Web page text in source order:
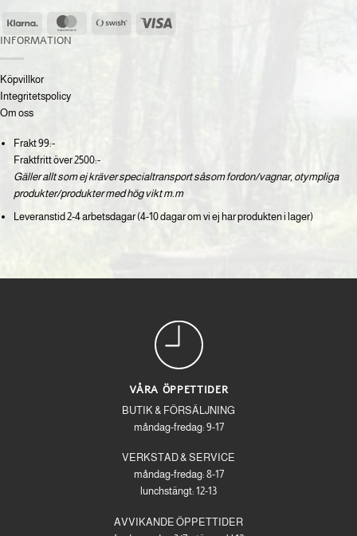
Klarna MasterCardSwish
INFORMATION
Köpvillkor
Integritetspolicy
Om oss
Frakt 99:-
Fraktfritt över 2500:-
Gäller allt som ej kräver specialtransport såsom fordon/vagnar, otympliga
produkter/produkter med hög vikt m.m
Leveranstid 2-4 arbetsdagar (4-10 dagar om vi ej har produkten i lager)
VÅRA ÖPPETTIDER
BUTIK & FÖRSÄLJNING
måndag-fredag: 9-17
VERKSTAD & SERVICE
måndag-fredag: 8-17
lunchstängt: 12-13
AVVIKANDE ÖPPETTIDER